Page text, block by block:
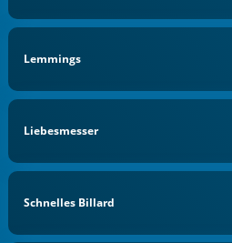
Lemmings
Liebesmesser
Schnelles Billard